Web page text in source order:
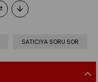
SATICIYA SORU SOR